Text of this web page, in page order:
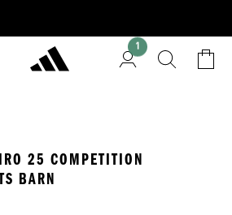
1
25 COMPETITION
BARN